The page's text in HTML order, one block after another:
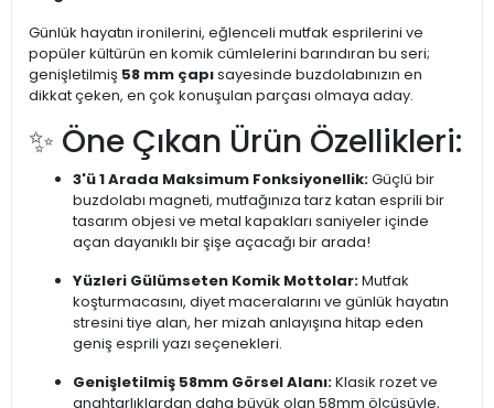
Günlük hayatın ironilerini, eğlenceli mutfak esprilerini ve
popüler kültürün en komik cümlelerini barındıran bu seri;
genişletilmiş 58 mm çapısayesinde buzdolabınızın en
dikkat çeken, en çok konuşulan parçası olmaya aday.
✨ Öne Çıkan Ürün Özellikleri:
3'ü 1 Arada Maksimum Fonksiyonellik:Güçlü bir
buzdolabı magneti, mutfağınıza tarz katan esprili bir
tasarım objesi ve metal kapakları saniyeler içinde
açan dayanıklı bir şişe açacağı bir arada!
Yüzleri Gülümseten Komik Mottolar:Mutfak
koşturmacasını, diyet maceralarını ve günlük hayatın
stresini tiye alan, her mizah anlayışına hitap eden
geniş esprili yazı seçenekleri.
Genişletilmiş 58mm Görsel Alanı:Klasik rozet ve
anahtarlıklardan daha büyük olan 58mm ölçüsüyle,